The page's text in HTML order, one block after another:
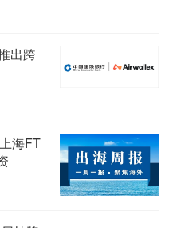
出跨
海FT